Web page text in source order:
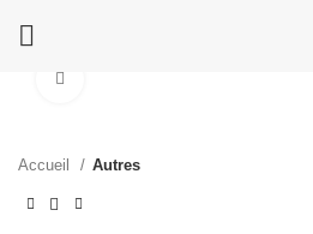
Accueil Autres